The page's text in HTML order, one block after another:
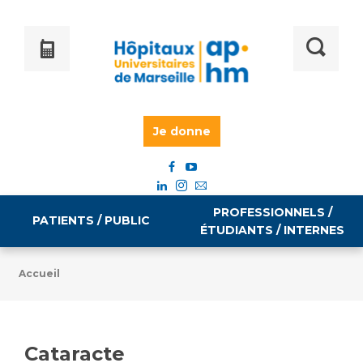
Je donne
PATIENTS / PUBLIC
PROFESSIONNELS /
ÉTUDIANTS / INTERNES
Emploi / formation
Accueil
Cataracte